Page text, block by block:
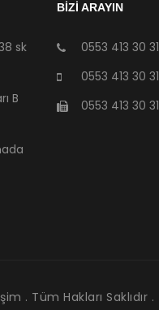
sk
B
BİZİ ARAYIN
0553 413 30 31
0553 413 30 31
0553 413 30 31
. Tüm Hakları Saklıdır .